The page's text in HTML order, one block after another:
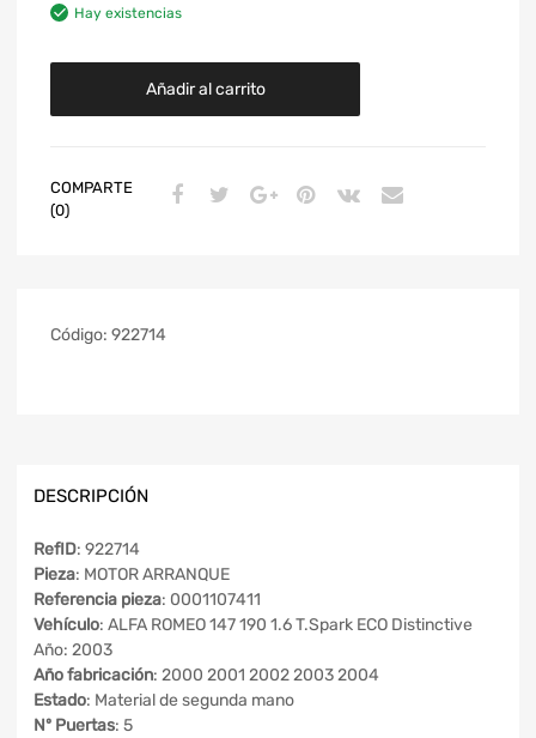
Hay existencias
Añadir al carrito
COMPARTE
(0)
Código: 922714
DESCRIPCIÓN
RefID: 922714
Pieza: MOTOR ARRANQUE
Referencia pieza: 0001107411
Vehículo: ALFA ROMEO 147 190 1.6 T.Spark ECO Distinctive
Año: 2003
Año fabricación: 2000 2001 2002 2003 2004
Estado: Material de segunda mano
Nº Puertas: 5